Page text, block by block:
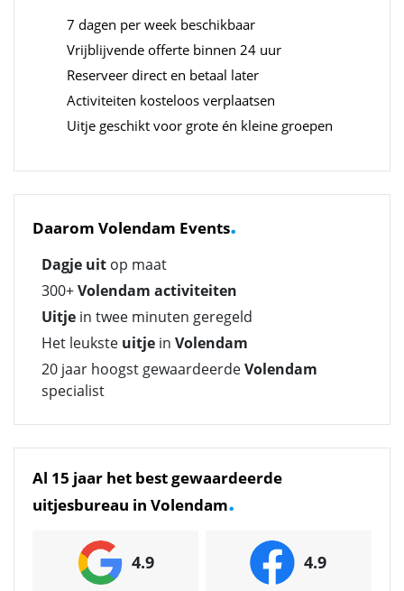
7 dagen per week beschikbaar
Vrijblijvende offerte binnen 24 uur
Reserveer direct en betaal later
Activiteiten kosteloos verplaatsen
Uitje geschikt voor grote én kleine groepen
Daarom Volendam Events.
Dagje uit op maat
300+Volendam activiteiten
Uitje in twee minuten geregeld
Het leukste uitje in Volendam
20 jaar hoogst gewaardeerdeVolendam
specialist
Al 15 jaar het best gewaardeerde
uitjesbureau in Volendam.
4.9 4.9